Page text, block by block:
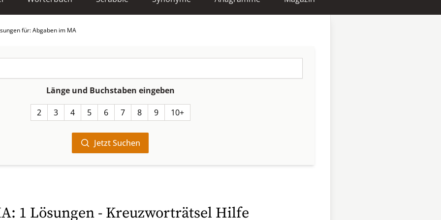
für: Abgaben im MA
Länge und Buchstaben eingeben
2 3 4 5 6 7 8 9 10+
Jetzt Suchen
1 Lösungen - Kreuzworträtsel Hilfe